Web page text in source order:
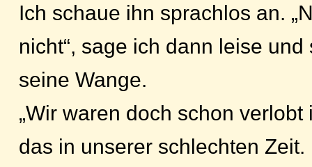
Ich schaue ihn sprachlos an.
nicht“, sage ich dann leise
seine Wange.
„Wir waren doch schon
das in unserer schlechten